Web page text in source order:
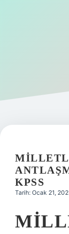
Gizlilik
Yasal Uyarı
KPSS
Tarih: Ocak 21,